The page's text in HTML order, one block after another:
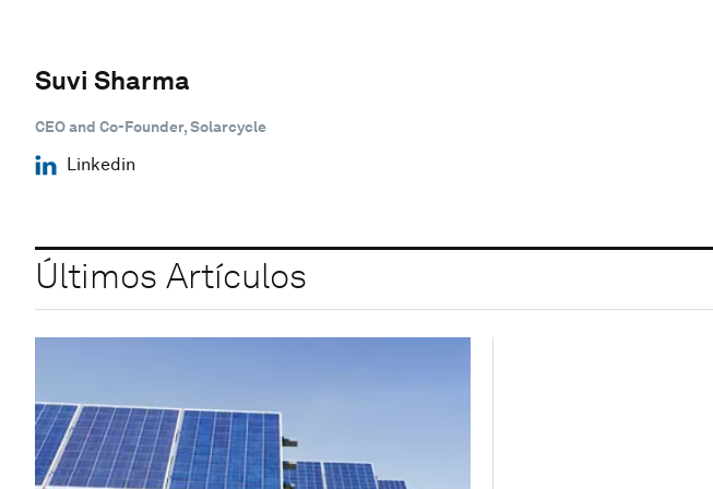
Suvi Sharma
CEO and Co-Founder, Solarcycle
Linkedin
Últimos Artículos